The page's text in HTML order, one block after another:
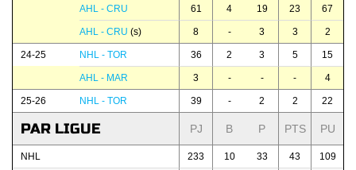
AHL - CRU 61 4 19 23 67
AHL - CRU (s) 8 - 3 3 2
24-25 NHL - TOR 36 2 3 5 15
AHL - MAR 3 - - - 4
25-26 NHL - TOR 39 - 2 2 22
PAR LIGUE PJ B P PTS PU
NHL 233 10 33 43 109